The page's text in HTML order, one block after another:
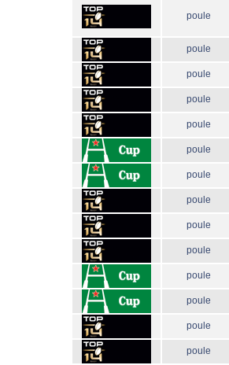
poule
poule
poule
poule
poule
poule
poule
poule
poule
poule
poule
poule
poule
poule